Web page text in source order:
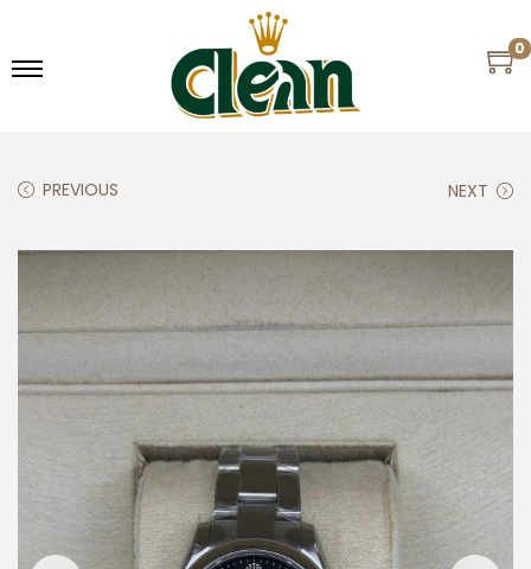
0
PREVIOUS NEXT